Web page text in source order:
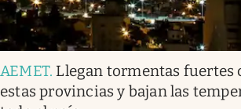
AEMET. Llegan tormentas fuertes
estas provincias y bajan las